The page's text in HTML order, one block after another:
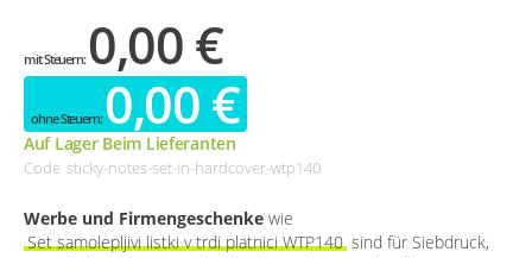
0,00 €
0,00 €
Auf Lager Beim Lieferanten
Code sticky-notes-set-in-hardcover-wtp140
Werbe und Firmengeschenke wie
Set samolepljivi listki v trdi platnici WTP140 sind für Siebdruck,